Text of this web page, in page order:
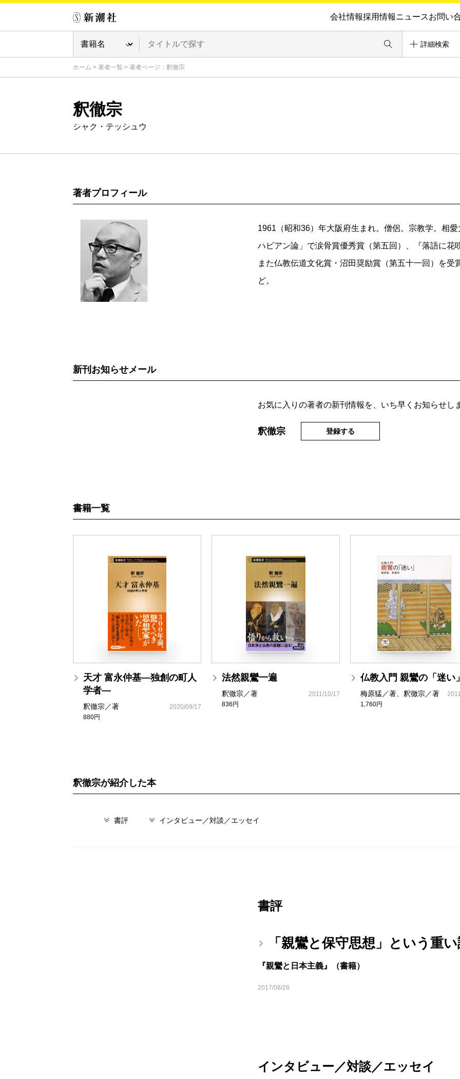
会社情報採用情報ニュースお問い
詳細検索
ホーム > 著者一覧 > 著者ページ：釈徹宗
釈徹宗
シャク・テッシュウ
著者プロフィール
1961（昭和36）年大阪府生まれ。僧侶。宗教学。相
ハビアン論」で涙骨賞優秀賞（第五回）、『落語に花
また仏教伝道文化賞・沼田奨励賞（第五十一回）を
ど。
新刊お知らせメール
お気に入りの著者の新刊情報を、いち早くお知らせし
釈徹宗 登録する
書籍一覧
天才 富永仲基―独創の町人
学者―
釈徹宗／著
880円
2020/09/17
法然親鸞一遍
釈徹宗／著
836円
2011/10/17
仏教入門 親鸞の「迷い
梅原猛／著、釈徹宗／著
1,760円
釈徹宗が紹介した本
書評 インタビュー／対談／エッセイ
書評
「親鸞と保守思想」という重
『親鸞と日本主義』（書籍）
2017/08/28
インタビュー／対談／エッセイ